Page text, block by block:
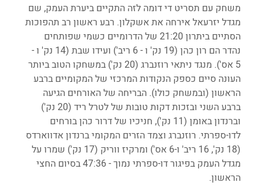
משחק עם תסריט די דומה לזה התקיים ביערת העמק, שם
מגדל יזרעאל אירחה את אשקלון. רבע ראשון רב תהפוכות
הסתיים ביתרון 21:20 של הדרומיים כשמי שפותחים
נהדר הם רון כהן (19 נק' ו - 6 ריב') ועידו שבת (14 נק' ו -
5 אס'). מנגד ניתאי רוזנברג (20 נק') במשחקו הטוב ביותר
העונה סיים כספק הנקודות המרכזי של המקומיים ברבע
הראשון (ובמשחק כולו). הבריחה של האורחים הגיעה
ברבע השני ובזכות דקות טובות של לטרל ריד (20 נק')
וברנדון באומן (11 נק'), חניכיו של דרור כהן בורחים
לדו-ספרתי. רוזנברג וצמד הזרים המקומי ברנדון אדווארדס
(18 נק', 16 ריב' ו-6 אס') ומרקיז ווריק (17 נק') שמרו על
מגדל העמק בפיגור דו-ספרתי נמוך - 47:36 בסיום החצי
הראשון.